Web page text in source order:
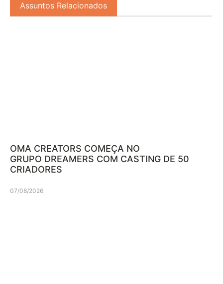
Assuntos Relacionados
OMA CREATORS COMEÇA NO
GRUPO DREAMERS COM CASTING DE 50
CRIADORES
07/08/2026